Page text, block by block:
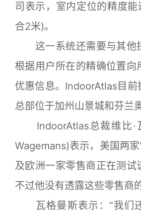
司表示，室内定位的精度
合2米)。
这一系统还需要与其他
根据用户所在的精确位置向
优惠信息。IndoorAtlas目前
总部位于加州山景城和芬兰
IndoorAtlas总裁维比·
Wagemans)表示，美国两家
及欧洲一家零售商正在测试
不过他没有透露这些零售商
瓦格曼斯表示：“我们